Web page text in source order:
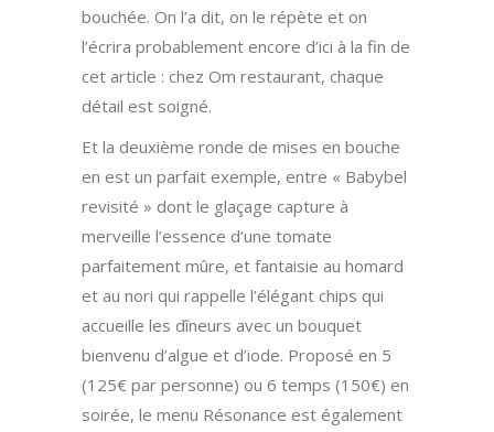
bouchée. On l’a dit, on le répète et on
l’écrira probablement encore d’ici à la fin de
cet article : chez Om restaurant, chaque
détail est soigné.
Et la deuxième ronde de mises en bouche
en est un parfait exemple, entre « Babybel
revisité » dont le glaçage capture à
merveille l’essence d’une tomate
parfaitement mûre, et fantaisie au homard
et au nori qui rappelle l’élégant chips qui
accueille les dîneurs avec un bouquet
bienvenu d’algue et d’iode. Proposé en 5
(125€ par personne) ou 6 temps (150€) en
soirée, le menu Résonance est également